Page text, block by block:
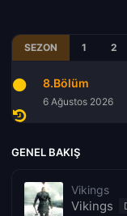
SEZON 1 2
8.Bölüm
6 Ağustos 2026
GENEL BAKIŞ
Vikings
Vikings